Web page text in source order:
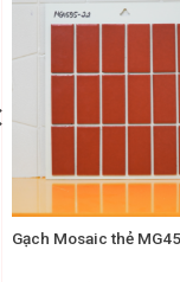
Gạch Mosaic thẻ